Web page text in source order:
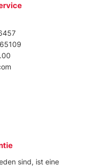
sind, ist eine